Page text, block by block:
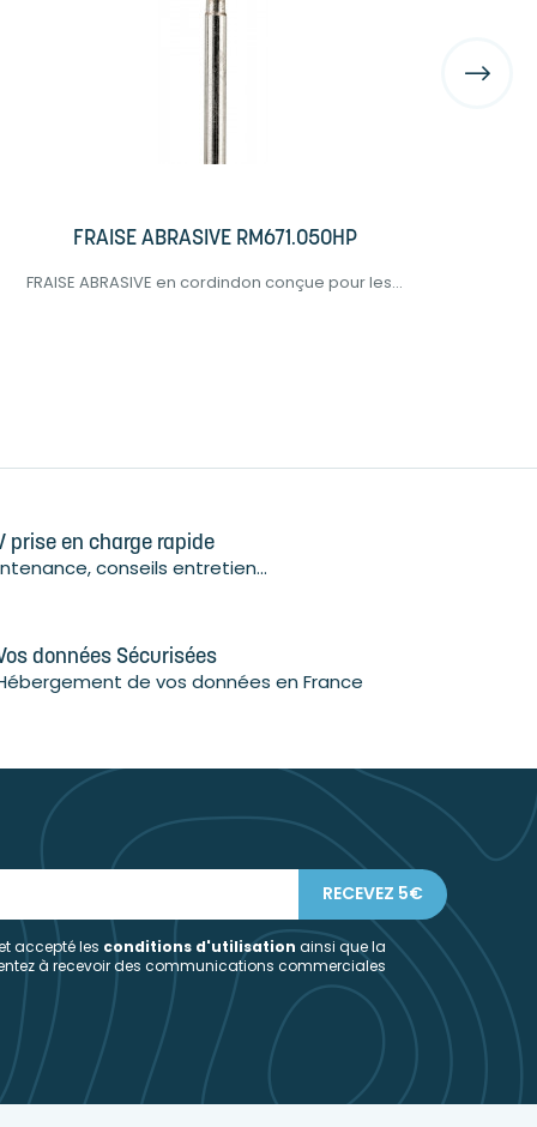
FRAISE ABRASIVE RM671.050HP
FRAISE ABRASIVE en cordindon conçue pour les...
prise en charge rapide
conseils entretien...
données Sécurisées
de vos données en France
accepté les conditions d'utilisation ainsi que la
à recevoir des communications commerciales